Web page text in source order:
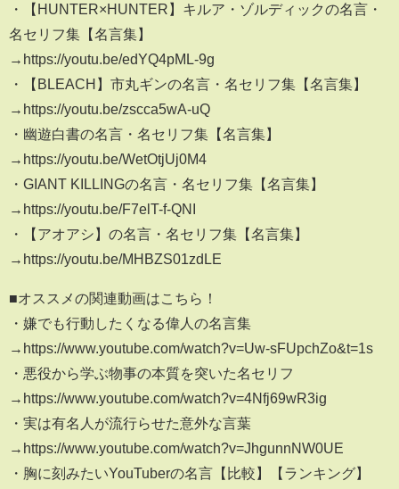
・【HUNTER×HUNTER】キルア・ゾルディックの名言・
名セリフ集【名言集】
→https://youtu.be/edYQ4pML-9g
・【BLEACH】市丸ギンの名言・名セリフ集【名言集】
→https://youtu.be/zscca5wA-uQ
・幽遊白書の名言・名セリフ集【名言集】
→https://youtu.be/WetOtjUj0M4
・GIANT KILLINGの名言・名セリフ集【名言集】
→https://youtu.be/F7elT-f-QNI
・【アオアシ】の名言・名セリフ集【名言集】
→https://youtu.be/MHBZS01zdLE
■オススメの関連動画はこちら！
・嫌でも行動したくなる偉人の名言集
→https://www.youtube.com/watch?v=Uw-sFUpchZo&t=1s
・悪役から学ぶ物事の本質を突いた名セリフ
→https://www.youtube.com/watch?v=4Nfj69wR3ig
・実は有名人が流行らせた意外な言葉
→https://www.youtube.com/watch?v=JhgunnNW0UE
・胸に刻みたいYouTuberの名言【比較】【ランキング】